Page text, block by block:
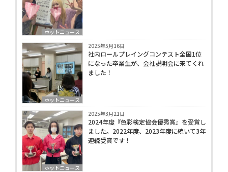
ホットニュース
ホットニュース
2025年5月16日
社内ロールプレイングコンテスト全国1位
になった卒業生が、会社説明会に来てくれ
ました！
ホットニュース
2025年3月21日
2024年度『色彩検定協会優秀賞』を受賞し
ました。2022年度、2023年度に続いて3年
連続受賞です！